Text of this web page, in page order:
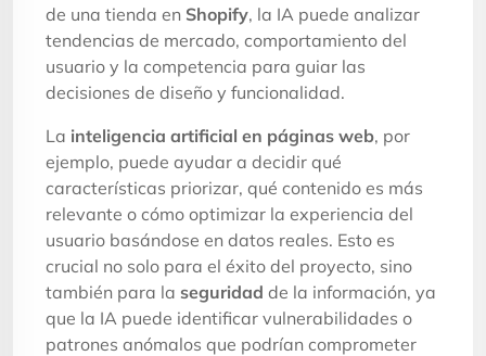
de una tienda en Shopify, la IA puede analizar
tendencias de mercado, comportamiento del
usuario y la competencia para guiar las
decisiones de diseño y funcionalidad.
La inteligencia artificial en páginas web, por
ejemplo, puede ayudar a decidir qué
características priorizar, qué contenido es más
relevante o cómo optimizar la experiencia del
usuario basándose en datos reales. Esto es
crucial no solo para el éxito del proyecto, sino
también para la seguridad de la información, ya
que la IA puede identificar vulnerabilidades o
patrones anómalos que podrían comprometer